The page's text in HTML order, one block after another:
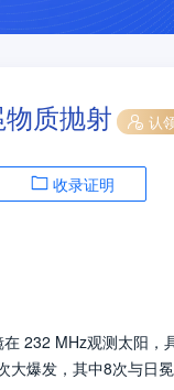
质抛射 认
收录证明
232 MHz观测太阳，
大爆发，其中8次与日